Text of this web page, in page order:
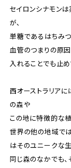
セイロンシナモン
が、
単糖であるはちみ
血管のつまりの原
入れることでも止め
西オーストラリア
の森や
この地に特徴的な
世界の他の地域で
はそのユニークな生
同じ森のなかでも